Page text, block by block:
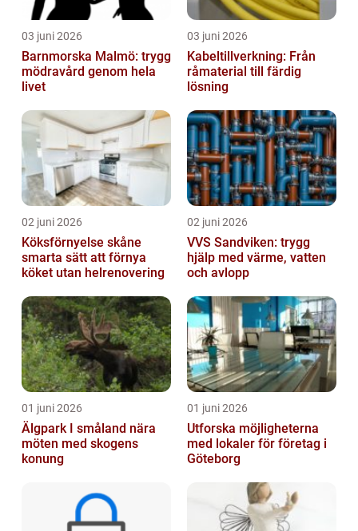
03 juni 2026
Barnmorska Malmö: trygg
mödravård genom hela
livet
03 juni 2026
Kabeltillverkning: Från
råmaterial till färdig
lösning
02 juni 2026
Köksförnyelse skåne
smarta sätt att förnya
köket utan helrenovering
02 juni 2026
VVS Sandviken: trygg
hjälp med värme, vatten
och avlopp
01 juni 2026
Älgpark I småland nära
möten med skogens
konung
01 juni 2026
Utforska möjligheterna
med lokaler för företag i
Göteborg